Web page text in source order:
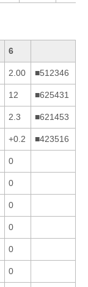
6
2.00 ■512346
12 ■625431
2.3 ■621453
+0.2 ■423516
0
0
0
0
0
0